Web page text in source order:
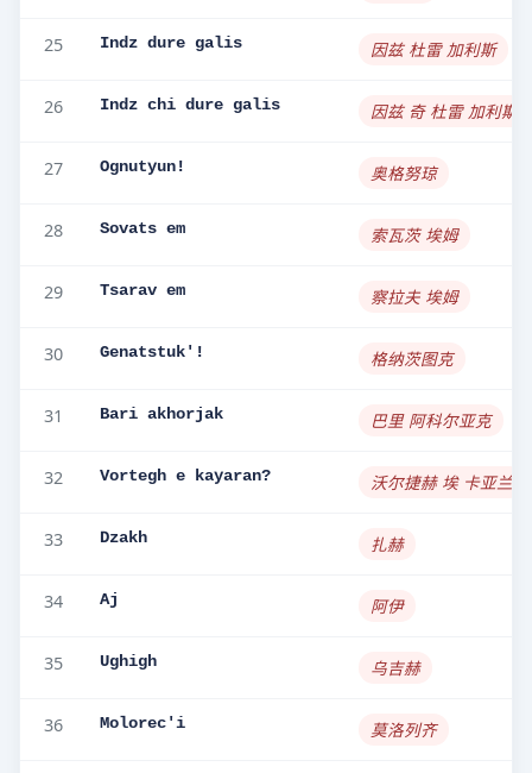
25 Indz dure galis 因兹 杜雷 加利斯
26 Indz chi dure galis 因兹 奇 杜雷 加利斯
27 Ognutyun! 奥格努琼
28 Sovats em 索瓦茨 埃姆
29 Tsarav em 察拉夫 埃姆
30 Genatstuk'! 格纳茨图克
31 Bari akhorjak 巴里 阿科尔亚克
32 Vortegh e kayaran? 沃尔捷赫 埃 卡亚兰
33 Dzakh 扎赫
34 Aj 阿伊
35 Ughigh 乌吉赫
36 Molorec'i 莫洛列齐